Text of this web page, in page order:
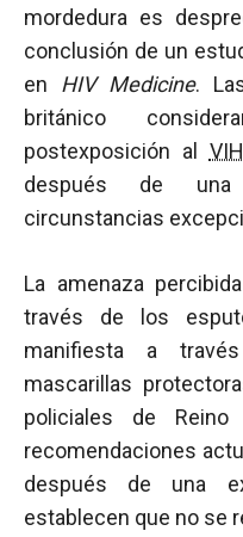
mordedura es
conclusión de un
en HIV Medicine.
británico
postexposición al VIH
después de una
circunstancias
La amenaza
través de los
manifiesta a
mascarillas
policiales de
recomendaciones
después de una
establecen que no se